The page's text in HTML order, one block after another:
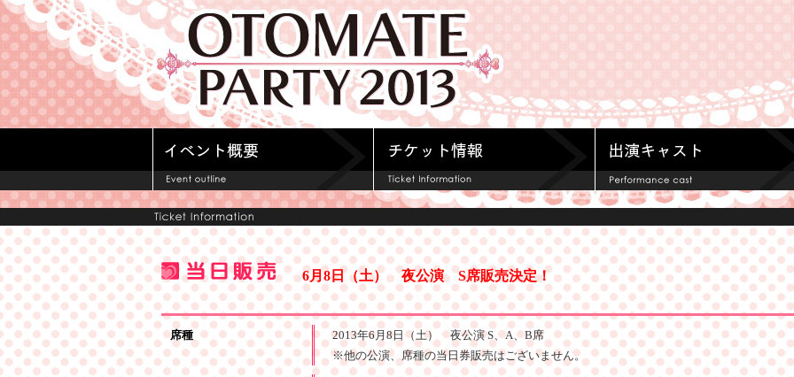
6月8日（土） 夜公演 S席販売決定！
席種
2013年6月8日（土） 夜公演 S、A、B席
※他の公演、席種の当日券販売はございません。